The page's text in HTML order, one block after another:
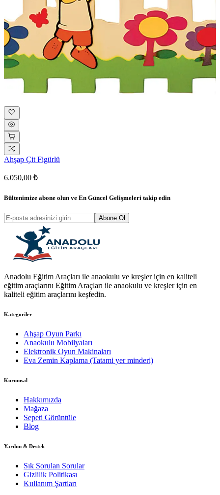
Ahşap Çit Figürlü
6.050,00 ₺
Bültenimize abone olun ve En Güncel Gelişmeleri takip edin
Abone Ol
Anadolu Eğitim Araçları ile anaokulu ve kreşler için en kaliteli
eğitim araçlarını Eğitim Araçları ile anaokulu ve kreşler için en
kaliteli eğitim araçlarını keşfedin.
Kategoriler
Ahşap Oyun Parkı
Anaokulu Mobilyaları
Elektronik Oyun Makinaları
Eva Zemin Kaplama (Tatami yer minderi)
Kurumsal
Hakkımızda
Mağaza
Sepeti Görüntüle
Blog
Yardım & Destek
Sık Sorulan Sorular
Gizlilik Politikası
Kullanım Şartları